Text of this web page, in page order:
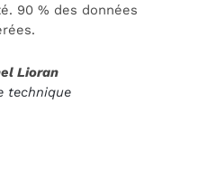
90 % des données
Lioran
technique